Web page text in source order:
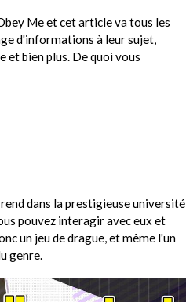
Me et cet article va tous les
d'informations à leur sujet,
et bien plus. De quoi vous
dans la prestigieuse université
pouvez interagir avec eux et
un jeu de drague, et même l'un
genre.